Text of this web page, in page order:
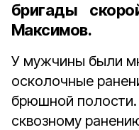
бригады
Максимов.
У мужчины были
осколочные
брюшной
сквозному